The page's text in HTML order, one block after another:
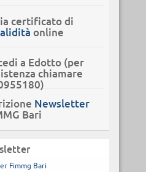
certificato di
online
a Edotto (per
chiamare
Newsletter
Bari
Fimmg Bari